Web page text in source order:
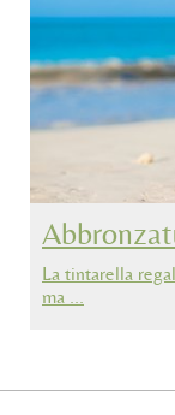
La tintarella
ma …